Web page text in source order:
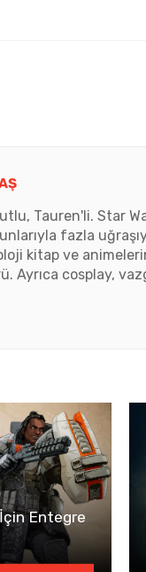
Tauren'li. Star
fazla
kitap ve
Ayrıca cosplay,
Entegre